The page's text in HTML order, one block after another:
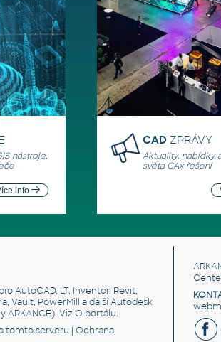
nástroje,
info
CAD ZPRÁVY
Aktuality, nabídky
světa CAx řešení
AutoCAD, LT, Inventor, Revit,
Vault, PowerMill a další Autodesk
Viz O portálu.
tomto serveru | Ochrana